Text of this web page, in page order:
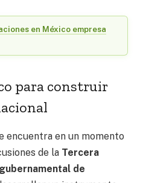
en México empresa
para construir
encuentra en un momento
de la Tercera
de